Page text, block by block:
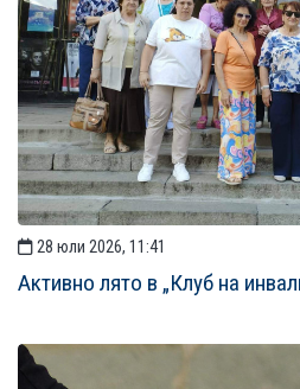
28 юли 2026, 11:41
Активно лято в „Клуб на